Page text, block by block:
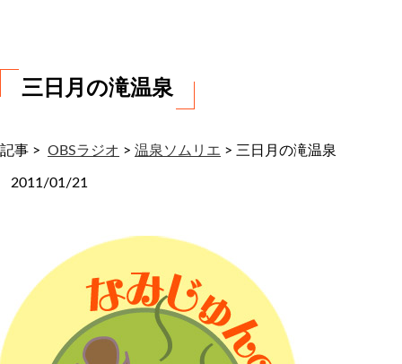
三日月の滝温泉
記事 > OBSラジオ > 温泉ソムリエ > 三日月の滝温泉
2011/01/21